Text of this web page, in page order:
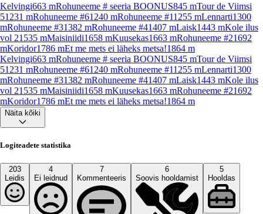
Kelvingi663 mRohuneeme # seeria BOONUS845 mTour de Viimsi
51231 mRohuneeme #61240 mRohuneeme #11255 mLennarti1300
mRohuneeme #31382 mRohuneeme #41407 mLaisk1443 mKole ilus
vol 21535 mMaisiniidi1658 mKuusekas1663 mRohuneeme #21692
mKoridor1786 mEt me mets ei läheks metsa!1864 m
Kelvingi663 mRohuneeme # seeria BOONUS845 mTour de Viimsi
51231 mRohuneeme #61240 mRohuneeme #11255 mLennarti1300
mRohuneeme #31382 mRohuneeme #41407 mLaisk1443 mKole ilus
vol 21535 mMaisiniidi1658 mKuusekas1663 mRohuneeme #21692
mKoridor1786 mEt me mets ei läheks metsa!1864 m
Näita kõiki
Logiteadete statistika
203
Leidis
4
Ei leidnud
7
Kommenteeris
6
Soovis hooldamist
5
Hooldas